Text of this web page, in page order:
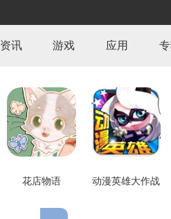
资讯 游戏 应用
花店物语 动漫英雄大作战